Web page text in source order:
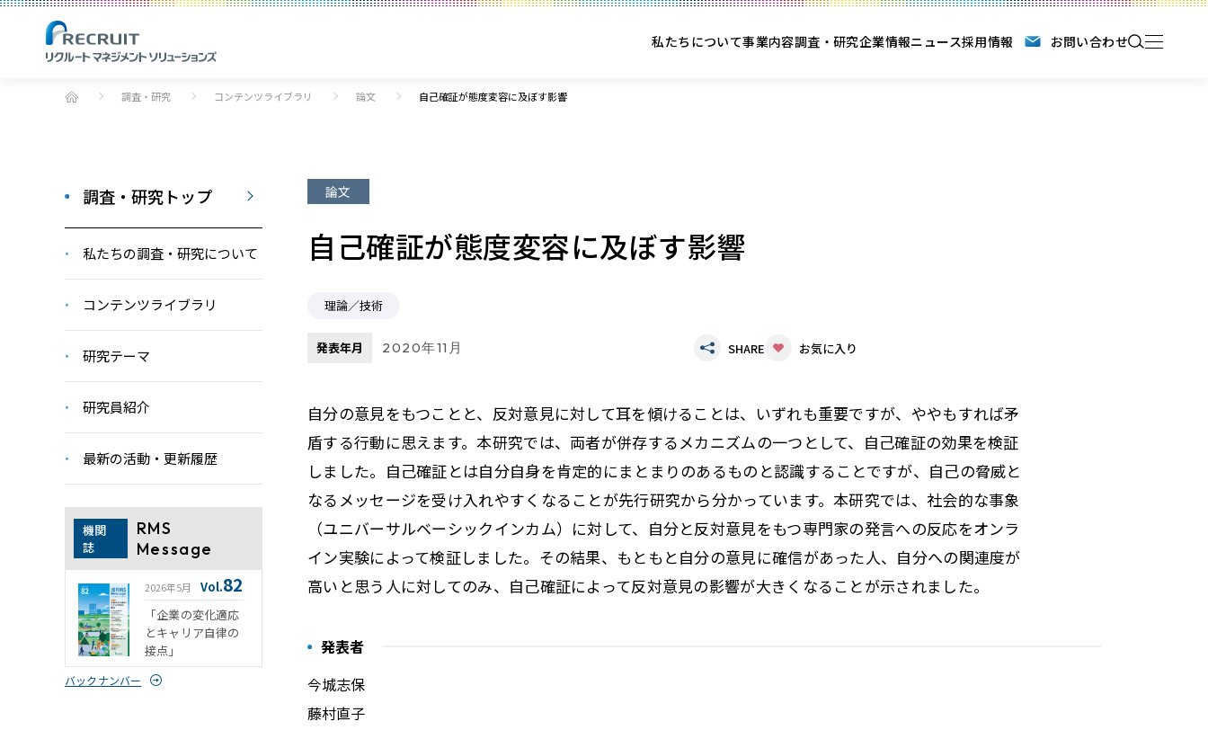
私たちについて事業内容調査・研究企業情報ニュース採用情報 お問い合わせ
調査・研究 コンテンツライブラリ 論文 自己確証が態度変容に及ぼす影響
調査・研究トップ
私たちの調査・研究について
コンテンツライブラリ
研究テーマ
研究員紹介
最新の活動・更新履歴
機関
誌
RMS
Message
「企業の変化適応
とキャリア自律の
接点」
2026年5月 Vol.82
バックナンバー
論文
自己確証が態度変容に及ぼす影響
理論／技術
発表年月 2020年11月 SHARE お気に入り
自分の意見をもつことと、反対意見に対して耳を傾けることは、いずれも重要ですが、ややもすれば矛
盾する行動に思えます。本研究では、両者が併存するメカニズムの一つとして、自己確証の効果を検証
しました。自己確証とは自分自身を肯定的にまとまりのあるものと認識することですが、自己の脅威と
なるメッセージを受け入れやすくなることが先行研究から分かっています。本研究では、社会的な事象
（ユニバーサルベーシックインカム）に対して、自分と反対意見をもつ専門家の発言への反応をオンラ
イン実験によって検証しました。その結果、もともと自分の意見に確信があった人、自分への関連度が
高いと思う人に対してのみ、自己確証によって反対意見の影響が大きくなることが示されました。
発表者
今城志保
藤村直子